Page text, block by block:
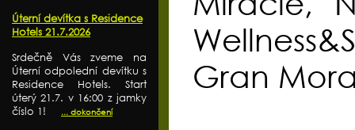
Úterní devítka s Residence
Hotels 21.7.2026
Srdečně Vás zveme na
Úterní odpolední devítku s
Residence Hotels. Start
úterý 21.7. v 16:00 z jamky
číslo 1!
... dokončení
Gran